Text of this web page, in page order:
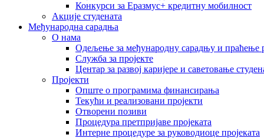
Конкурси за Еразмус+ кредитну мобилност
Акције студената
Међународна сарадња
О нама
Одељење за међународну сарадњу и праћење
Служба за пројекте
Центар за развој каријере и саветовање
Пројекти
Опште о програмима финансирања
Текући и реализовани пројекти
Отворени позиви
Процедура претпријаве пројеката
Интерне процедуре за руководиоце пројеката